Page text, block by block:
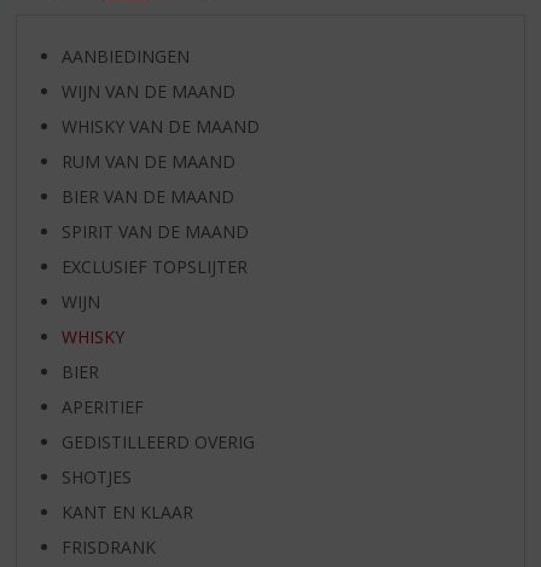
AANBIEDINGEN
WIJN VAN DE MAAND
WHISKY VAN DE MAAND
RUM VAN DE MAAND
BIER VAN DE MAAND
SPIRIT VAN DE MAAND
EXCLUSIEF TOPSLIJTER
WIJN
WHISKY
BIER
APERITIEF
GEDISTILLEERD OVERIG
SHOTJES
KANT EN KLAAR
FRISDRANK